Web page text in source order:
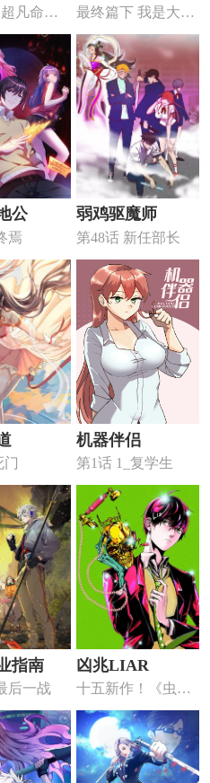
凡命种
世！！
最终篇下 我是大家
的英雄
公
焉
弱鸡驱魔师
第48话 新任部长
门
机器伴侣
第1话 1_复学生
指南
后一战
凶兆LIAR
十五新作！《虫虫
寄生》介绍！